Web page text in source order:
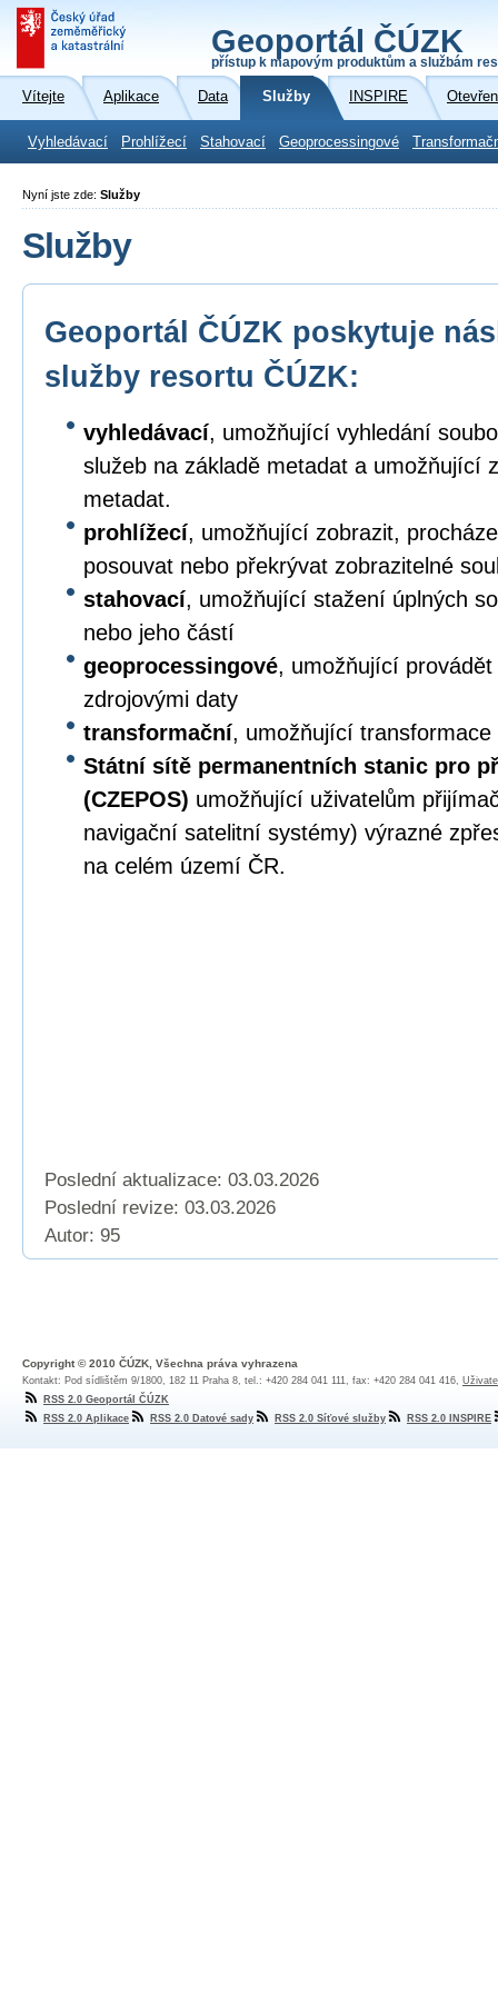
Geoportál ČÚZK
přístup k mapovým produktům a službám
Vítejte Aplikace Data Služby INSPIRE
Vyhledávací Prohlížecí Stahovací Geoprocessingové
Nyní jste zde: Služby
Služby
Geoportál ČÚZK poskytuje
služby resortu ČÚZK:
vyhledávací, umožňující vyhledání
služeb na základě metadat a umožňující
metadat.
prohlížecí, umožňující zobrazit,
posouvat nebo překrývat zobrazitelné
stahovací, umožňující stažení úplných
nebo jeho částí
geoprocessingové, umožňující
zdrojovými daty
transformační, umožňující transformace
Státní sítě permanentních stanic pro
(CZEPOS) umožňující uživatelům
navigační satelitní systémy) výrazné
na celém území ČR.
Poslední aktualizace: 03.03.2026
Poslední revize: 03.03.2026
Autor: 95
Copyright © 2010 ČÚZK, Všechna práva vyhrazena
Kontakt: Pod sídlištěm 9/1800, 182 11 Praha 8, tel.: +420 284 041 111, fax: +420 284 041 416,
RSS 2.0 Geoportál ČÚZK
RSS 2.0 Aplikace
RSS 2.0 Datové sady RSS 2.0 Síťové služby RSS 2.0 INSPIRE